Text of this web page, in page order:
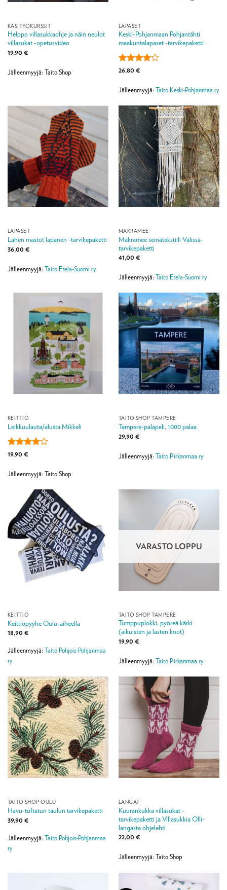
KÄSITYÖKURSSIT
Helppo villasukkaohje ja näin neulot
villasukat -opetusvideo
19,90 €
Jälleenmyyjä: Taito Shop
LAPASET
Keski-Pohjanmaan Pohjantähti
maakuntalapaset -tarvikepaketti
Arvostelu
4 / 5
26,80 €
Jälleenmyyjä: Taito Keski-Pohjanmaa ry
LAPASET
Lahen mastot lapanen -tarvikepaketti
36,00 €
Jälleenmyyjä: Taito Etela-Suomi ry
MAKRAMEE
Makramee seinätekstiili Välissä-
tarvikepaketti
41,00 €
Jälleenmyyjä: Taito Etela-Suomi ry
KEITTIÖ
Leikkuulauta/alusta Mikkeli
Arvostelu
4 / 5
19,90 €
Jälleenmyyjä: Taito Shop
TAITO SHOP TAMPERE
Tampere-palapeli, 1000 palaa
29,90 €
Jälleenmyyjä: Taito Pirkanmaa ry
KEITTIÖ
Keittiöpyyhe Oulu-aiheella
18,90 €
Jälleenmyyjä: Taito Pohjois-Pohjanmaa
ry
VARASTO LOPPU
TAITO SHOP TAMPERE
Tumppuplokki, pyöreä kärki
(aikuisten ja lasten koot)
19,90 €
Jälleenmyyjä: Taito Pirkanmaa ry
TAITO SHOP OULU
Havu-tuftatun taulun tarvikepaketti
39,90 €
Jälleenmyyjä: Taito Pohjois-Pohjanmaa
ry
LANGAT
Kuurankukka villasukat -
tarvikepaketti ja Villasukkia Olli-
langasta ohjelehti
22,00 €
Jälleenmyyjä: Taito Shop